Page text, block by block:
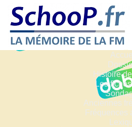
Histoire
Les
Anciennes
Fréquences